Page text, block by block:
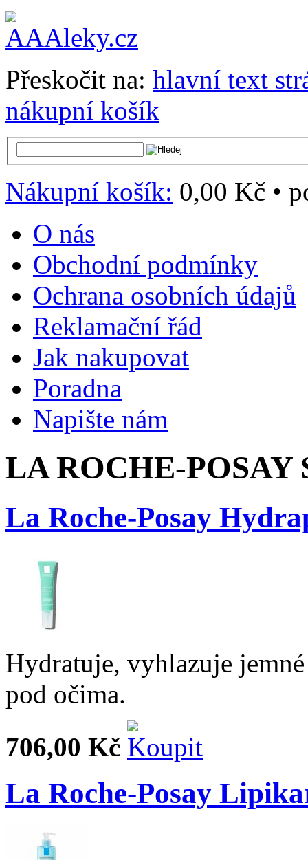
Přeskočit na: hlavní text
nákupní košík
Nákupní košík: 0,00 Kč •
O nás
Obchodní podmínky
Ochrana osobních údajů
Reklamační řád
Jak nakupovat
Poradna
Napište nám
LA ROCHE-POSAY
La Roche-Posay
Hydratuje, vyhlazuje
pod očima.
706,00 Kč
La Roche-Posay